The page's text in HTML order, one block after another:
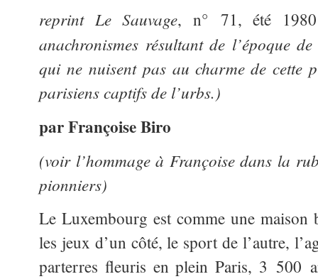
reprint Le Sauvage, n° 71, été
anachronismes résultant de l’époque
qui ne nuisent pas au charme de cette
parisiens captifs de l’urbs.)
par Françoise Biro
(voir l’hommage à Françoise dans la
pionniers)
Le Luxembourg est comme une maison
les jeux d’un côté, le sport de l’autre,
parterres fleuris en plein Paris, 3 500